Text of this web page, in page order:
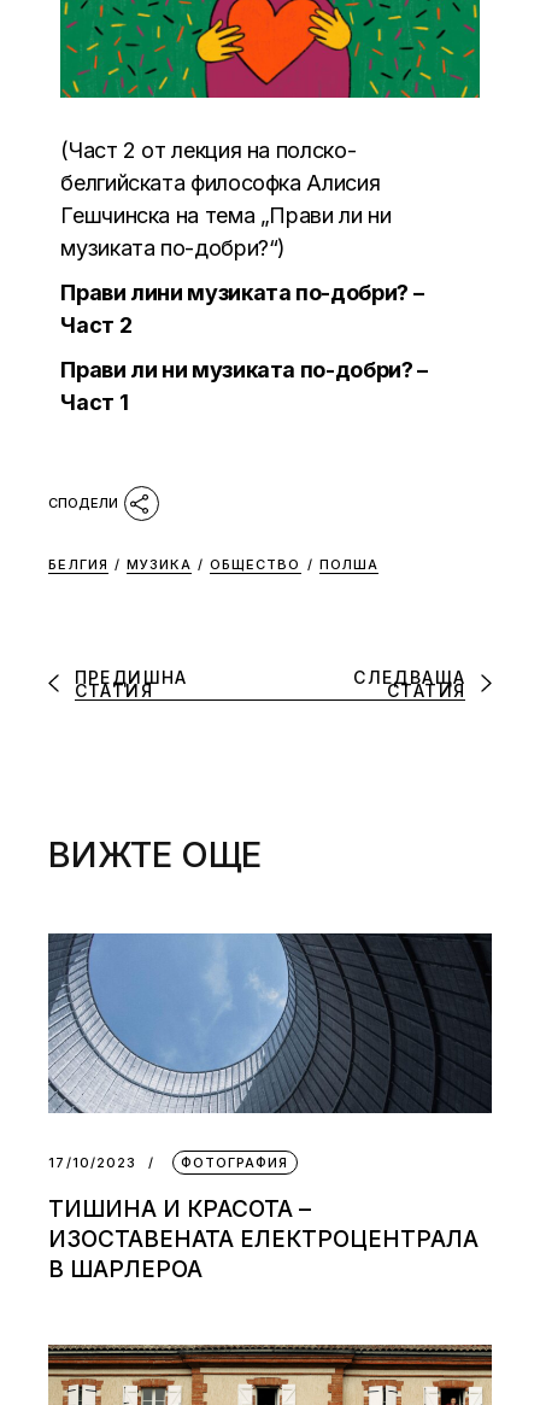
(Част 2 от лекция на полско-
белгийската философка Алисия
Гешчинска на тема „Прави ли ни
музиката по-добри?“)
Прави лини музиката по-добри? –
Част 2
Прави ли ни музиката по-добри? –
Част 1
БЕЛГИЯ / МУЗИКА / ОБЩЕСТВО / ПОЛША
ПРЕДИШНА
СТАТИЯ
СЛЕДВАЩА
СТАТИЯ
ВИЖТЕ ОЩЕ
17/10/2023 ФОТОГРАФИЯ
ТИШИНА И КРАСОТА –
ИЗОСТАВЕНАТА ЕЛЕКТРОЦЕНТРАЛА
В ШАРЛЕРОА